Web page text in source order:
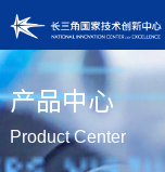
产品中心
Product Center